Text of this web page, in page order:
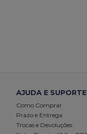
AJUDA E SUPORTE
Como Comprar
Prazo e Entrega
Trocas e Devoluções